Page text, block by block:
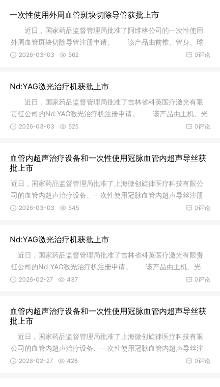
一次性使用外周血管斑块切除导管获批上市
近日，国家药品监督管理局批准了阿维格公司的一次性使用
外周血管斑块切除导管注册申请。 该产品由前锥、管身、球
囊、操作
0评论
2026-03-03 562
Nd:YAG激光治疗机获批上市
近日，国家药品监督管理局批准了吉林省科英医疗激光有限
责任公司的Nd:YAG激光治疗机注册申请。 该产品由主机、光
纤、脚踏
0评论
2026-03-03 525
血管内超声治疗设备和一次性使用冠脉血管内超声导丝获
批上市
近日，国家药品监督管理局批准了上海微创旋律医疗科技有限公
司的血管内超声治疗设备、一次性使用冠脉血管内超声导丝注册
申请。
0评论
2026-03-03 545
Nd:YAG激光治疗机获批上市
近日，国家药品监督管理局批准了吉林省科英医疗激光有限责
任公司的Nd:YAG激光治疗机注册申请。 该产品由主机、光
纤、脚踏开
0评论
2026-02-27 437
血管内超声治疗设备和一次性使用冠脉血管内超声导丝获
批上市
近日，国家药品监督管理局批准了上海微创旋律医疗科技有限
公司的血管内超声治疗设备、一次性使用冠脉血管内超声导丝注
册申请。
0评论
2026-02-27 428